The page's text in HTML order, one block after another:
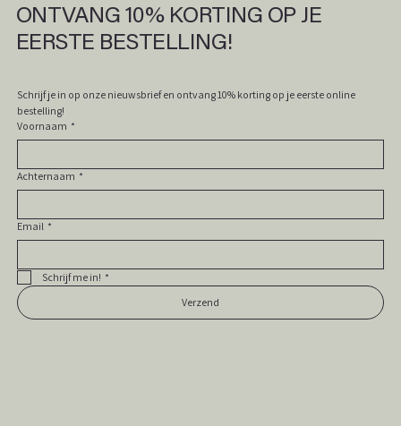
ONTVANG 10% KORTING OP JE
EERSTE BESTELLING!
Schrijf je in op onze nieuwsbrief en ontvang 10% korting op je eerste online
Voornaam *
Achternaam *
Email *
Schrijf me in! *
Verzend